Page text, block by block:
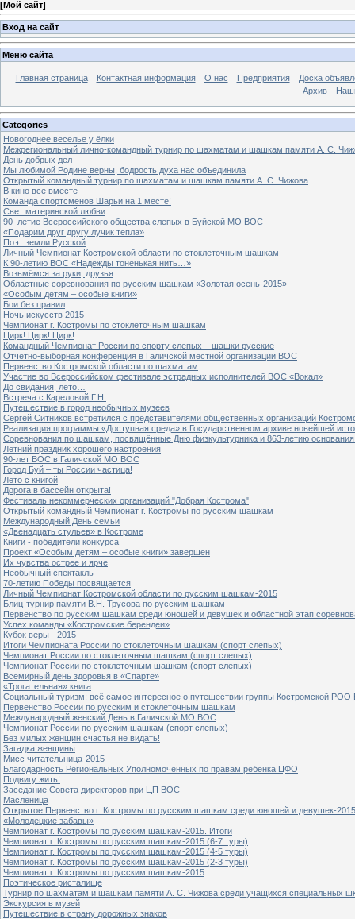
[Мой сайт]
Вход на сайт
Меню сайта
Главная страница Контактная информация О нас Предприятия
Доска
Архив
Categories
Новогоднее веселье у ёлки
Межрегиональный лично-командный турнир по шахматам и шашкам памяти А. С.
День добрых дел
Мы любимой Родине верны, бодрость духа нас объединила
Открытый командный турнир по шахматам и шашкам памяти А. С. Чижова
В кино все вместе
Команда спортсменов Шарьи на 1 месте!
Свет материнской любви
90–летие Всероссийского общества слепых в Буйской МО ВОС
«Подарим друг другу лучик тепла»
Поэт земли Русской
Личный Чемпионат Костромской области по стоклеточным шашкам
К 90-летию ВОС «Надежды тоненькая нить…»
Возьмёмся за руки, друзья
Областные соревнования по русским шашкам «Золотая осень-2015»
«Особым детям – особые книги»
Бои без правил
Ночь искусств 2015
Чемпионат г. Костромы по стоклеточным шашкам
Цирк! Цирк! Цирк!
Командный Чемпионат России по спорту слепых – шашки русские
Отчетно-выборная конференция в Галичской местной организации ВОС
Первенство Костромской области по шахматам
Участие во Всероссийском фестивале эстрадных исполнителей ВОС «Вокал»
До свидания, лето…
Встреча с Кареловой Г.Н.
Путешествие в город необычных музеев
Сергей Ситников встретился с представителями общественных организаций
Реализация программы «Доступная среда» в Государственном архиве новейшей
Соревнования по шашкам, посвящённые Дню физкультурника и 863-летию основания
Летний праздник хорошего настроения
90-лет ВОС в Галичской МО ВОС
Город Буй – ты России частица!
Лето с книгой
Дорога в бассейн открыта!
Фестиваль некоммерческих организаций "Добрая Кострома"
Открытый командный Чемпионат г. Костромы по русским шашкам
Международный День семьи
«Двенадцать стульев» в Костроме
Книги - победители конкурса
Проект «Особым детям – особые книги» завершен
Их чувства острее и ярче
Необычный спектакль
70-летию Победы посвящается
Личный Чемпионат Костромской области по русским шашкам-2015
Блиц-турнир памяти В.Н. Трусова по русским шашкам
Первенство по русским шашкам среди юношей и девушек и областной этап
Успех команды «Костромские берендеи»
Кубок веры - 2015
Итоги Чемпионата России по стоклеточным шашкам (спорт слепых)
Чемпионат России по стоклеточным шашкам (спорт слепых)
Чемпионат России по стоклеточным шашкам (спорт слепых)
Всемирный день здоровья в «Спарте»
«Трогательная» книга
Социальный туризм: всё самое интересное о путешествии группы Костромской
Первенство России по русским и стоклеточным шашкам
Международный женский День в Галичской МО ВОС
Чемпионат России по русским шашкам (спорт слепых)
Без милых женщин счастья не видать!
Загадка женщины
Мисс читательница-2015
Благодарность Региональных Уполномоченных по правам ребенка ЦФО
Подвигу жить!
Заседание Совета директоров при ЦП ВОС
Масленица
Открытое Первенство г. Костромы по русским шашкам среди юношей и девушек-
«Молодецкие забавы»
Чемпионат г. Костромы по русским шашкам-2015. Итоги
Чемпионат г. Костромы по русским шашкам-2015 (6-7 туры)
Чемпионат г. Костромы по русским шашкам-2015 (4-5 туры)
Чемпионат г. Костромы по русским шашкам-2015 (2-3 туры)
Чемпионат г. Костромы по русским шашкам-2015
Поэтическое ристалище
Турнир по шахматам и шашкам памяти А. С. Чижова среди учащихся специальных
Экскурсия в музей
Путешествие в страну дорожных знаков